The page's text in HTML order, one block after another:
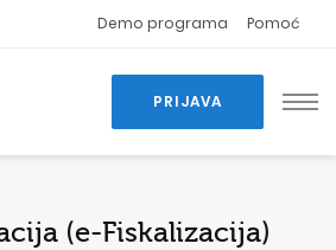
Demo programa Pomoć
PRIJAVA
(e-Fiskalizacija)